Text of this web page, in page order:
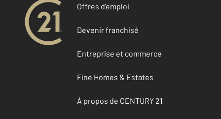
Offres d'emploi
Devenir franchisé
Entreprise et commerce
Fine Homes & Estates
À propos de CENTURY 21